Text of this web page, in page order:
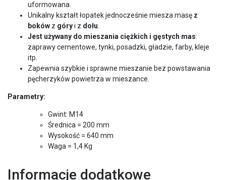
uformowana.
Unikalny kształt łopatek jednocześnie miesza masę z
boków z góryi z dołu
Jest używany do mieszania ciężkich i gęstych mas:
zaprawy cementowe, tynki, posadzki, gładzie, farby, kleje
itp.
Zapewnia szybkie i sprawne mieszanie bez powstawania
pęcherzyków powietrza w mieszance.
Parametry:
Gwint: M14
Średnica = 200 mm
Wysokość = 640 mm
Waga = 1,4 Kg
Informacje dodatkowe